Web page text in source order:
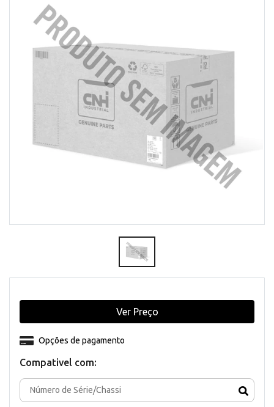
Compativel com:
Opções de pagamento
Ver Preço